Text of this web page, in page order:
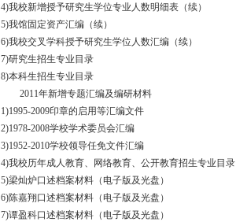
4)我校新增授予研究生学位专业人数明细表（续）
5)我馆固定资产汇编（续）
6)我校交叉学科授予研究生学位人数汇编（续）
7)研究生招生专业目录
8)本科生招生专业目录
2011年新增专题汇编及编研材料
1)1995-2009印章的启用等汇编文件
2)1978-2008学校学术委员会汇编
3)1952-2010学校领导任免文件汇编
4)我校历年成人教育、网络教育、公开教育招生专业目录
5)梁灿炉口述档案材料（电子版及光盘）
6)陈嘉翔口述档案材料（电子版及光盘）
7)谭盈科口述档案材料（电子版及光盘）